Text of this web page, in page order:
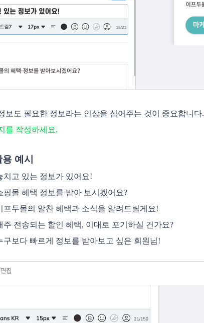
보도 필요한 정보라는 인상을 심어주는 것이 중요합니다.
를 작성하세요.
예시
치고 있는 정보가 있어요!
핑몰 혜택 정보를 받아 보시겠어요?
프두몰의 알찬 혜택과 소식을 알려드릴게요!
주 전송되는 할인 혜택, 이대로 포기하실 건가요?
구보다 빠르게 정보를 받아보고 싶은 회원님!